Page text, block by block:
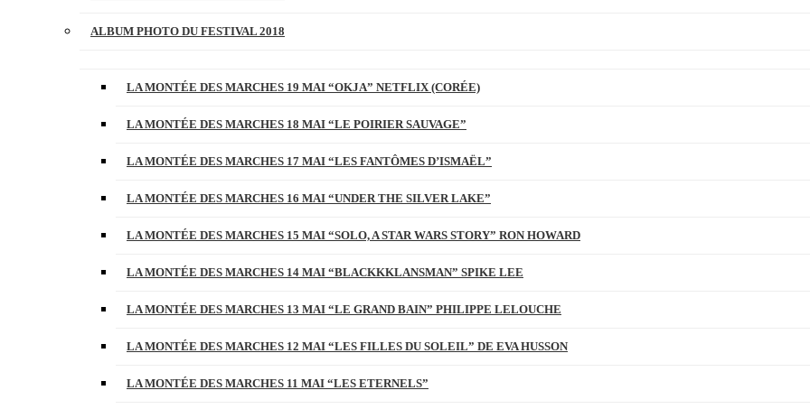
ALBUM PHOTO DU FESTIVAL 2018
LA MONTÉE DES MARCHES 19 MAI “OKJA” NETFLIX (CORÉE)
LA MONTÉE DES MARCHES 18 MAI “LE POIRIER SAUVAGE”
LA MONTÉE DES MARCHES 17 MAI “LES FANTÔMES D’ISMAËL”
LA MONTÉE DES MARCHES 16 MAI “UNDER THE SILVER LAKE”
LA MONTÉE DES MARCHES 15 MAI “SOLO, A STAR WARS STORY” RON HOWARD
LA MONTÉE DES MARCHES 14 MAI “BLACKKKLANSMAN” SPIKE LEE
LA MONTÉE DES MARCHES 13 MAI “LE GRAND BAIN” PHILIPPE LELOUCHE
LA MONTÉE DES MARCHES 12 MAI “LES FILLES DU SOLEIL” DE EVA HUSSON
LA MONTÉE DES MARCHES 11 MAI “LES ETERNELS”